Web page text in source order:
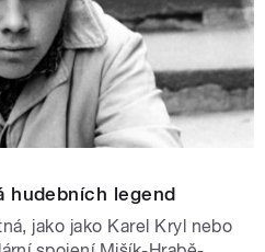
hudebních legend
jako jako Karel Kryl nebo